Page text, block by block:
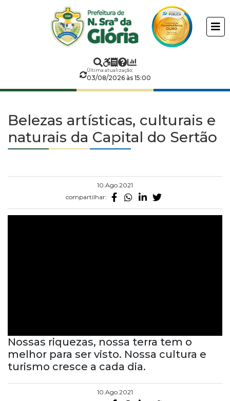
Prefeitura
Municipal
Nossa
Senhora
da
Última atualização:
03/08/2026 às 15:00
Belezas artísticas, culturais e
naturais da Capital do Sertão
10.Ago.2021
compartilhar:
Nossas riquezas, nossa terra tem o
melhor para ser visto. Nossa cultura e
turismo cresce a cada dia.
10.Ago.2021